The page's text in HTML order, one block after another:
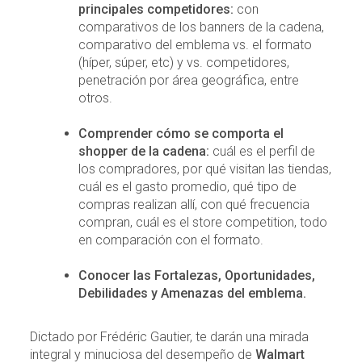
principales competidores: con
comparativos de los banners de la cadena,
comparativo del emblema vs. el formato
(híper, súper, etc) y vs. competidores,
penetración por área geográfica, entre
otros.
Comprender cómo se comporta el
shopper de la cadena: cuál es el perfil de
los compradores, por qué visitan las tiendas,
cuál es el gasto promedio, qué tipo de
compras realizan allí, con qué frecuencia
compran, cuál es el store competition, todo
en comparación con el formato.
Conocer las Fortalezas, Oportunidades,
Debilidades y Amenazas del emblema.
Dictado por Frédéric Gautier, te darán una mirada
integral y minuciosa del desempeño deWalmart